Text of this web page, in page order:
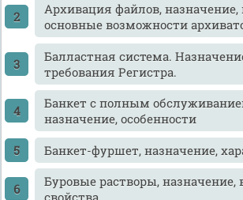
Архивация файлов,
основные возможности
Балластная система.
требования Регистра.
Банкет с полным
назначение, особенности
Банкет-фуршет, назначение,
Буровые растворы,